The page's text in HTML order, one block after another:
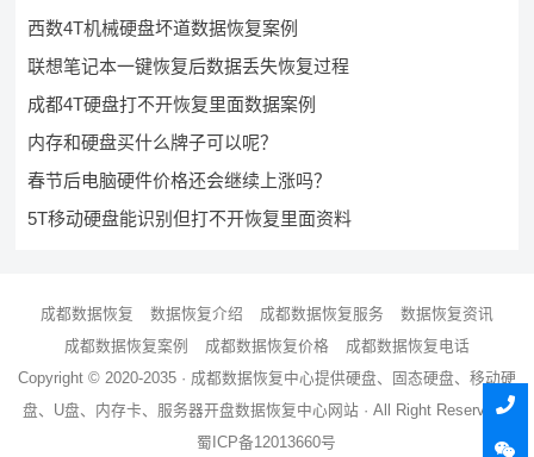
西数4T机械硬盘坏道数据恢复案例
联想笔记本一键恢复后数据丢失恢复过程
成都4T硬盘打不开恢复里面数据案例
内存和硬盘买什么牌子可以呢？
春节后电脑硬件价格还会继续上涨吗？
5T移动硬盘能识别但打不开恢复里面资料
成都数据恢复 数据恢复介绍 成都数据恢复服务
数据恢复资讯
成都数据恢复案例
成都数据恢复价格
成都数据恢复电话
Copyright © 2020-2035 · 成都数据恢复中心提供硬盘、固态硬盘、移动硬
盘、U盘、内存卡、服务器开盘数据恢复中心网站 · All Right Reserved ·
蜀ICP备12013660号